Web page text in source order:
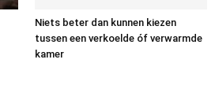
Niets beter dan kunnen kiezen
tussen een verkoelde óf verwarmde
kamer